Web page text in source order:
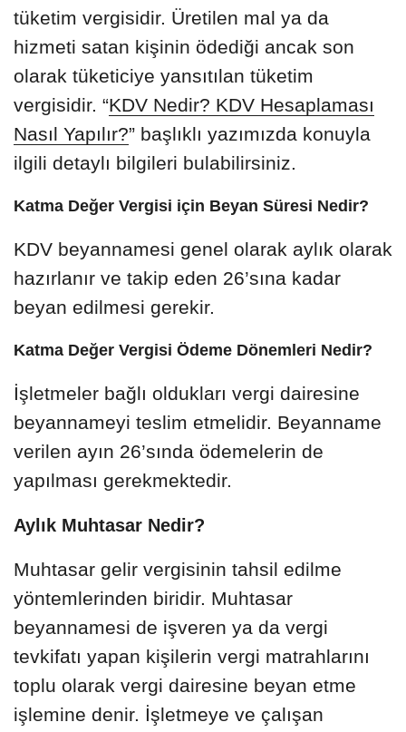
tüketim vergisidir. Üretilen mal ya da
hizmeti satan kişinin ödediği ancak son
olarak tüketiciye yansıtılan tüketim
vergisidir. “KDV Nedir? KDV Hesaplaması
Nasıl Yapılır?” başlıklı yazımızda konuyla
ilgili detaylı bilgileri bulabilirsiniz.
Katma Değer Vergisi için Beyan Süresi Nedir?
KDV beyannamesi genel olarak aylık olarak
hazırlanır ve takip eden 26’sına kadar
beyan edilmesi gerekir.
Katma Değer Vergisi Ödeme Dönemleri Nedir?
İşletmeler bağlı oldukları vergi dairesine
beyannameyi teslim etmelidir. Beyanname
verilen ayın 26’sında ödemelerin de
yapılması gerekmektedir.
Aylık Muhtasar Nedir?
Muhtasar gelir vergisinin tahsil edilme
yöntemlerinden biridir. Muhtasar
beyannamesi de işveren ya da vergi
tevkifatı yapan kişilerin vergi matrahlarını
toplu olarak vergi dairesine beyan etme
işlemine denir. İşletmeye ve çalışan